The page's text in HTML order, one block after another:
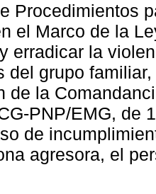
Procedimientos
el Marco de la
erradicar la
del grupo
de la
PNP/EMG, de
de
agresora, el